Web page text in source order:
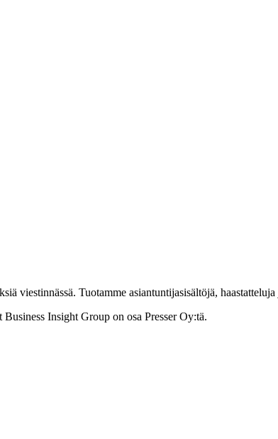
viestinnässä. Tuotamme asiantuntijasisältöjä,
Insight Group on osa Presser Oy:tä.